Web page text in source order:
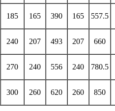
185 165 390 165 557.5
240 207 493 207 660
270 240 556 240 780.5
300 260 620 260 850